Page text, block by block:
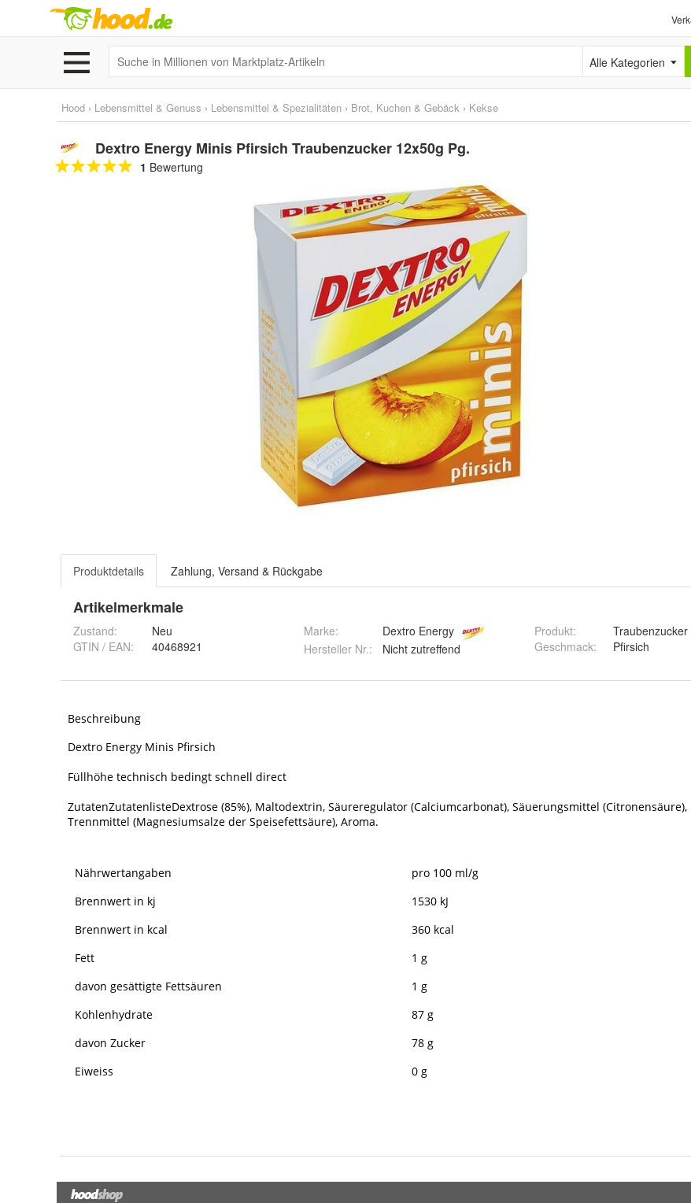
Alle Kategorien
Hood › Lebensmittel & Genuss › Lebensmittel & Spezialitäten › Brot, Kuchen & Gebäck › Kekse
Dextro Energy Minis Pfirsich Traubenzucker 12x50g Pg.
1 Bewertung
Produktdetails Zahlung, Versand & Rückgabe
Artikelmerkmale
Zustand:
Neu
GTIN / EAN:
40468921
Marke:
Dextro Energy
Hersteller Nr.:
Nicht zutreffend
Produkt:
Traubenzucker
Geschmack: Pfirsich